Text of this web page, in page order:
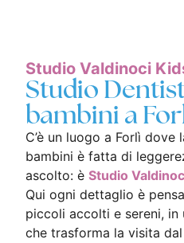
Studio Valdinoci
Studio
bambini a
C’è un luogo a Forlì
bambini è fatta di
ascolto: è Studio
Qui ogni dettaglio è
piccoli accolti e sereni, in
che trasforma la visita